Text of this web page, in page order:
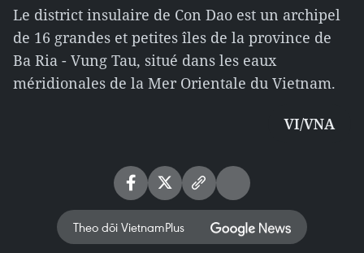
Le district insulaire de Con Dao est un archipel
de 16 grandes et petites îles de la province de
Ba Ria - Vung Tau, situé dans les eaux
méridionales de la Mer Orientale du Vietnam.
VI/VNA
Theo dõi VietnamPlus